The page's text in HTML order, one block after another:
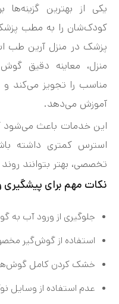
یکی از بهترین گزینه‌ها
کودک‌شان را به مطب پزشک
پزشک در منزل آرین
منزل، معاینه دقیق
مناسب را تجویز می‌کند و
آموزش می‌دهد.
این خدمات باعث می‌شود
استرس کمتری داشته
تخصصی، بهتر بتوانند
نکات مهم برای پیشگیری
جلوگیری از ورود آب به
استفاده از گوش‌گیر
خشک کردن کامل گوش‌ها
عدم استفاده از وسایل